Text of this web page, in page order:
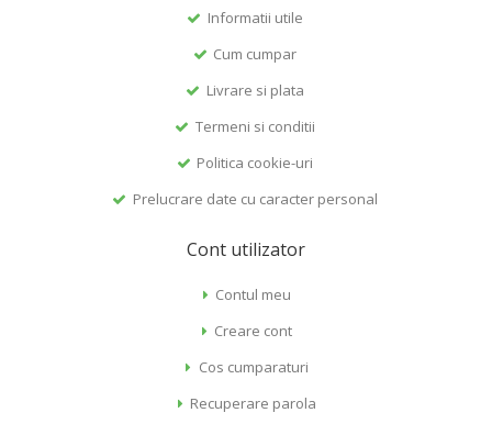
Informatii utile
Cum cumpar
Livrare si plata
Termeni si conditii
Politica cookie-uri
Prelucrare date cu caracter personal
Cont utilizator
Contul meu
Creare cont
Cos cumparaturi
Recuperare parola